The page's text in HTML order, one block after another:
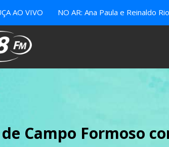
AO VIVO NO AR: Ana Paula e Reinaldo
de Campo Formoso